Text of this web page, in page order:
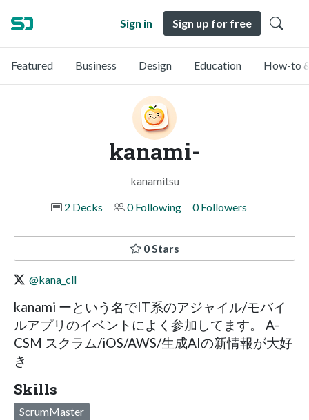
Sign in Sign up for free
Featured Business Design Education How-to
kanami-
kanamitsu
2 Decks
0 Following 0 Followers
0 Stars
@kana_cll
kanami ーという名でIT系のアジャイル/モバイ
ルアプリのイベントによく参加してます。 A-
CSM スクラム/iOS/AWS/生成AIの新情報が大好
き
Skills
ScrumMaster